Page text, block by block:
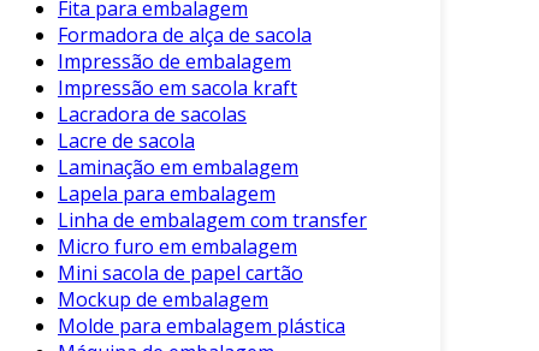
Fita para embalagem
Formadora de alça de sacola
Impressão de embalagem
Impressão em sacola kraft
Lacradora de sacolas
Lacre de sacola
Laminação em embalagem
Lapela para embalagem
Linha de embalagem com transfer
Micro furo em embalagem
Mini sacola de papel cartão
Mockup de embalagem
Molde para embalagem plástica